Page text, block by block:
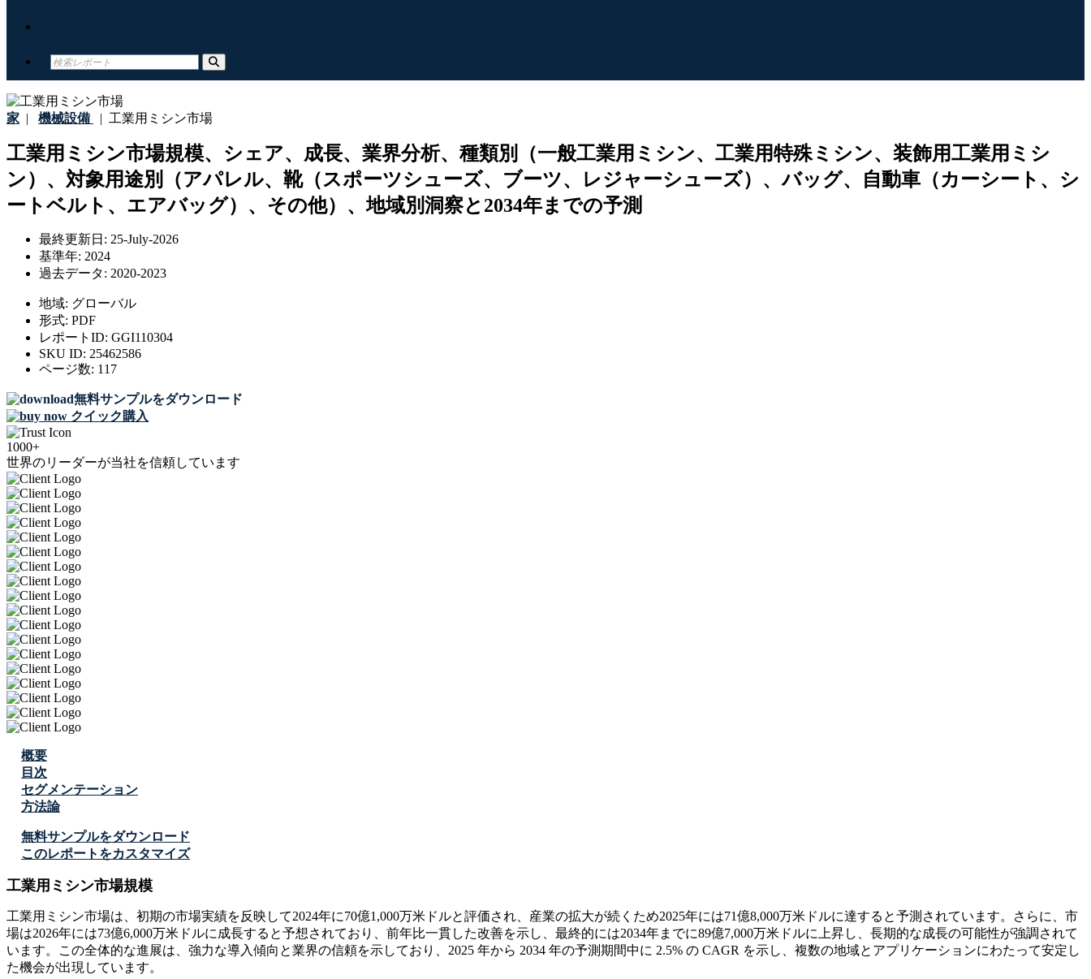
家 | 機械設備 | 工業用ミシン市場
工業用ミシン市場規模、シェア、成長、業界分析、種類別（一般工業用ミシン、工業用特殊ミシン、装飾用工業用ミシ
ン）、対象用途別（アパレル、靴（スポーツシューズ、ブーツ、レジャーシューズ）、バッグ、自動車（カーシート、シ
ートベルト、エアバッグ）、その他）、地域別洞察と2034年までの予測
最終更新日: 25-July-2026
基準年: 2024
過去データ: 2020-2023
地域: グローバル
形式: PDF
レポートID: GGI110304
SKU ID: 25462586
ページ数: 117
無料サンプルをダウンロード
クイック購入
1000+
世界のリーダーが当社を信頼しています
概要
目次
セグメンテーション
方法論
無料サンプルをダウンロード
このレポートをカスタマイズ
工業用ミシン市場規模
工業用ミシン市場は、初期の市場実績を反映して2024年に70億1,000万米ドルと評価され、産業の拡大が続くため2025年には71億8,000万米ドルに達すると予測されています。さらに、市
場は2026年には73億6,000万米ドルに成長すると予想されており、前年比一貫した改善を示し、最終的には2034年までに89億7,000万米ドルに上昇し、長期的な成長の可能性が強調されて
います。この全体的な進展は、強力な導入傾向と業界の信頼を示しており、2025 年から 2034 年の予測期間中に 2.5% の CAGR を示し、複数の地域とアプリケーションにわたって安定し
た機会が出現しています。